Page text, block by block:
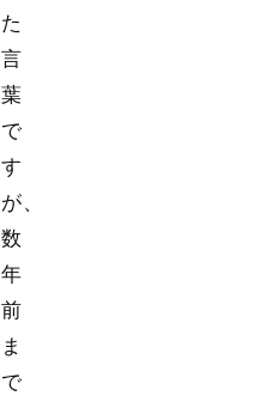
た
言
葉
で
す
が、
数
年
前
ま
で